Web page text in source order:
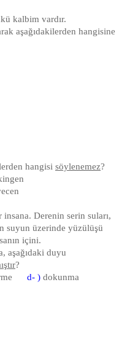
kalbim vardır.
aşağıdakilerden hangisine
hangisi söylenemez?
Derenin serin suları,
suyun üzerinde yüzülüşü
içini.
aşağıdaki duyu
?
d- ) dokunma